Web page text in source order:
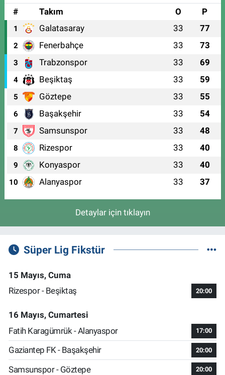
#
Takım O P
1 Galatasaray 33 77
2 Fenerbahçe 33 73
3 Trabzonspor 33 69
4 Beşiktaş 33 59
5 Göztepe 33 55
6 Başakşehir 33 54
7 Samsunspor 33 48
8 Rizespor 33 40
9 Konyaspor 33 40
10 Alanyaspor 33 37
Detaylar için tıklayın
Süper Lig Fikstür
15 Mayıs, Cuma
Rizespor - Beşiktaş
20:00
16 Mayıs, Cumartesi
Fatih Karagümrük - Alanyaspor
17:00
Gaziantep FK - Başakşehir 20:00
Samsunspor - Göztepe 20:00